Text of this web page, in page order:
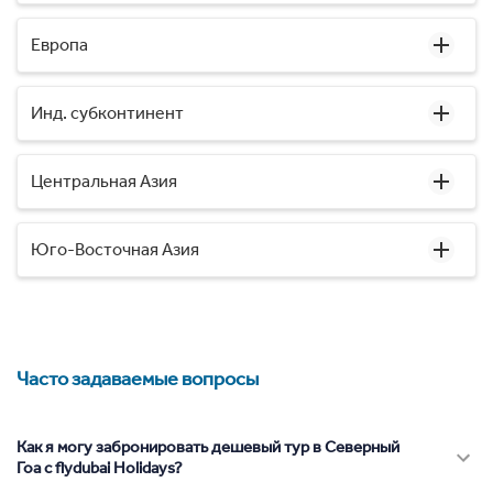
Европа
Инд. субконтинент
Центральная Азия
Юго-Восточная Азия
Часто задаваемые вопросы
Как я могу забронировать дешевый тур в Северный
Гоа с flydubai Holidays?